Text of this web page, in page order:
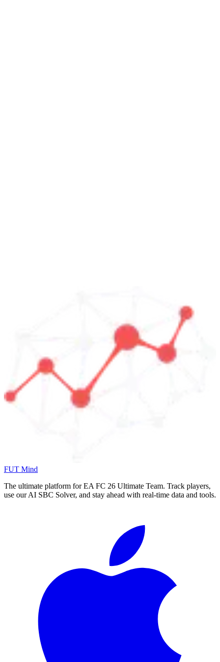
FUT Mind
The ultimate platform for EA FC 26 Ultimate Team. Track players,
use our AI SBC Solver, and stay ahead with real-time data and tools.